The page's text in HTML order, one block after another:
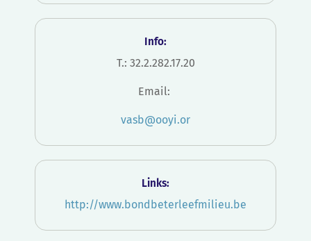
Info:
T.: 32.2.282.17.20
Email:
vasb@ooyi.or
Links:
http://www.bondbeterleefmilieu.be